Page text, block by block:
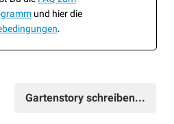
und hier die
.
Gartenstory schreiben...